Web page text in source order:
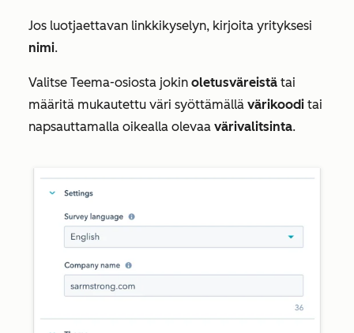
Jos luotjaettavan linkkikyselyn, kirjoita yrityksesi
nimi.
Valitse Teema-osiosta jokin oletusväreistä tai
määritä mukautettu väri syöttämällä värikoodi tai
napsauttamalla oikealla olevaa värivalitsinta.